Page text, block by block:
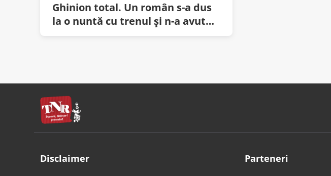
Ghinion total. Un român s-a dus
la o nuntă cu trenul şi n-a avut
întârziere!
Disclaimer Parteneri